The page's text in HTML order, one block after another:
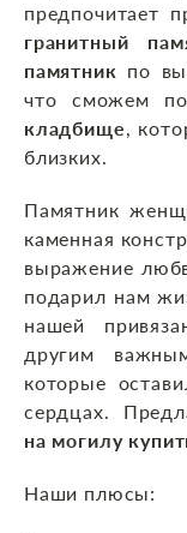
предпочитает
гранитный
памятник по
что сможем
кладбище,
близких.
Памятник
каменная
выражение
подарил нам
нашей
другим
которые
сердцах.
на могилу
Наши плюсы: